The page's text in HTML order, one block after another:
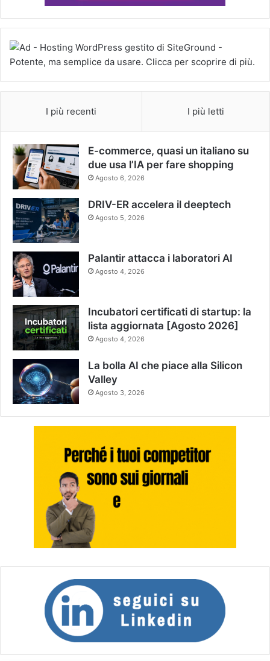
I più recenti I più letti
E-commerce, quasi un italiano su
due usa l’IA per fare shopping
Agosto 6, 2026
DRIV-ER accelera il deeptech
Agosto 5, 2026
Palantir attacca i laboratori AI
Agosto 4, 2026
Incubatori certificati di startup: la
lista aggiornata [Agosto 2026]
Agosto 4, 2026
La bolla AI che piace alla Silicon
Valley
Agosto 3, 2026